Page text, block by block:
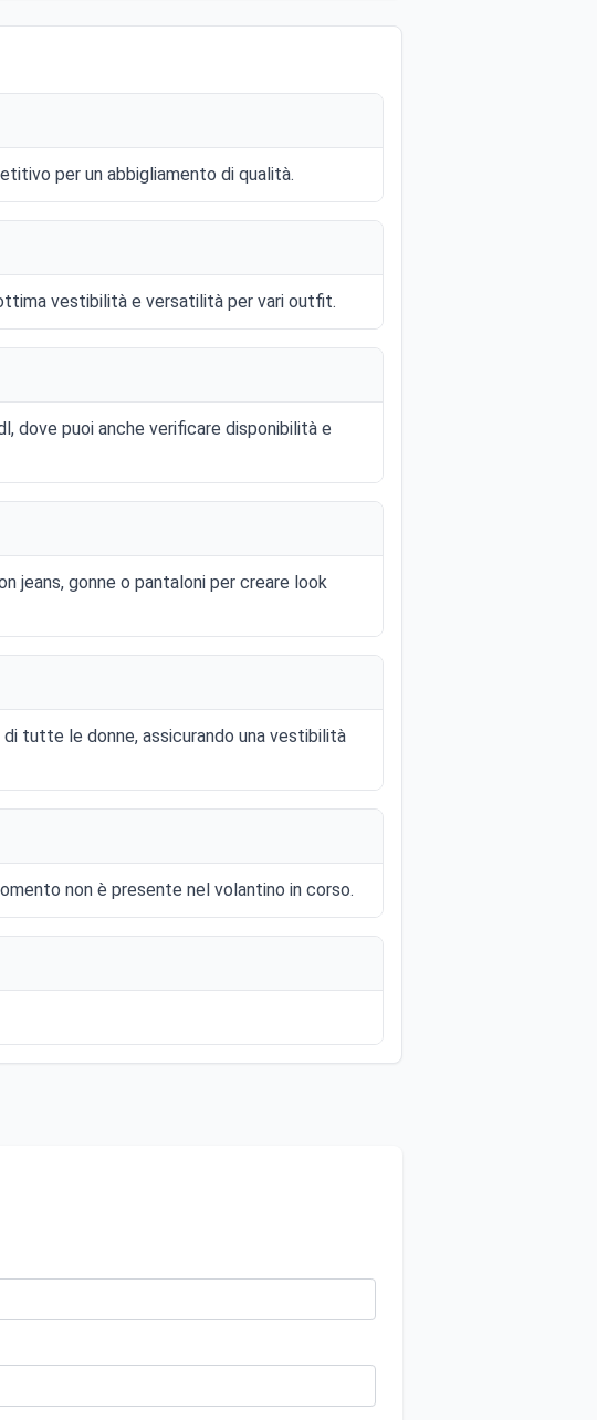
per un abbigliamento di qualità.
vestibilità e versatilità per vari outfit.
dove puoi anche verificare disponibilità e
jeans, gonne o pantaloni per creare look
tutte le donne, assicurando una vestibilità
non è presente nel volantino in corso.